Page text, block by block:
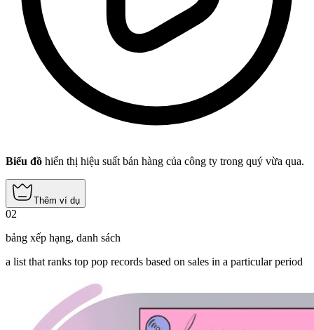
Biểu đồ hiển thị hiệu suất bán hàng của công ty trong quý vừa qua.
Thêm ví dụ
02
bảng xếp hạng, danh sách
a list that ranks top pop records based on sales in a particular period